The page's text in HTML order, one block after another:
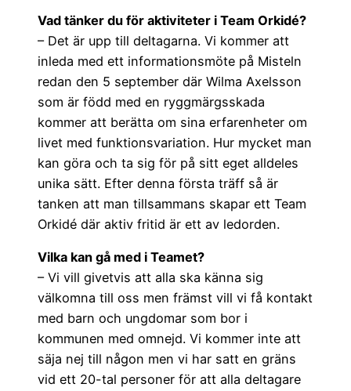
Vad tänker du för aktiviteter i Team Orkidé?
– Det är upp till deltagarna. Vi kommer att
inleda med ett informationsmöte på Misteln
redan den 5 september där Wilma Axelsson
som är född med en ryggmärgsskada
kommer att berätta om sina erfarenheter om
livet med funktionsvariation. Hur mycket man
kan göra och ta sig för på sitt eget alldeles
unika sätt. Efter denna första träff så är
tanken att man tillsammans skapar ett Team
Orkidé där aktiv fritid är ett av ledorden.
Vilka kan gå med i Teamet?
– Vi vill givetvis att alla ska känna sig
välkomna till oss men främst vill vi få kontakt
med barn och ungdomar som bor i
kommunen med omnejd. Vi kommer inte att
säja nej till någon men vi har satt en gräns
vid ett 20-tal personer för att alla deltagare